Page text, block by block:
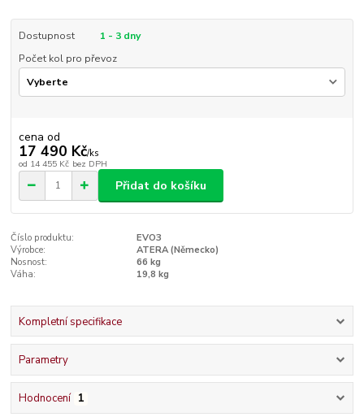
Dostupnost
1 - 3 dny
Počet kol pro převoz
cena od
17 490 Kč/ks
od 14 455 Kč bez DPH
Přidat do košíku
Číslo produktu:
EVO3
Výrobce:
ATERA (Německo)
Nosnost:
66 kg
Váha:
19,8 kg
Kompletní specifikace
Parametry
Hodnocení 1